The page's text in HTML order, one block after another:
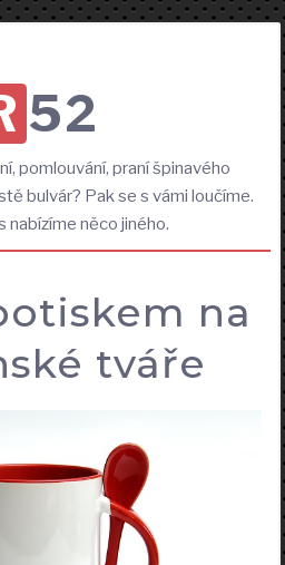
R52
pomlouvání, praní špinavého
bulvár? Pak se s vámi loučíme.
nabízíme něco jiného.
na
tváře